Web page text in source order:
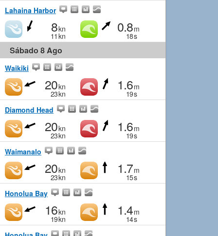
Lahaina Harbor
8kn
11 kn
0.8m
18s
Sábado 8 Ago
Waikiki
20kn
23kn
1.6m
19s
Diamond Head
20kn
23kn
1.6m
19s
Waimanalo
20kn
23kn
1.7m
15s
Honolua Bay
16kn
19kn
1.4m
14s